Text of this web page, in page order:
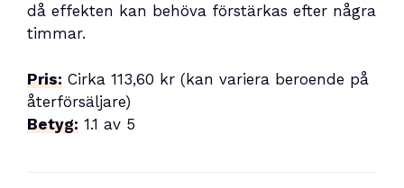
då effekten kan behöva förstärkas efter några
timmar.
Pris: Cirka 113,60 kr (kan variera beroende på
återförsäljare)
Betyg: 1.1 av 5